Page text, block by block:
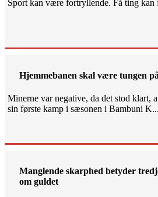
Sport kan være fortryllende. Få ting kan
Hjemmebanen skal være tungen
Minerne var negative, da det stod klart,
sin første kamp i sæsonen i Bambuni K...
Manglende skarphed betyder
om guldet